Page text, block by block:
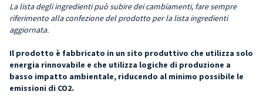
La lista degli ingredienti può subire dei cambiamenti, fare sempre
riferimento alla confezione del prodotto per la lista ingredienti
aggiornata.
Il prodotto è fabbricato in un sito produttivo che utilizza solo
energia rinnovabile e che utilizza logiche di produzione a
basso impatto ambientale, riducendo al minimo possibile le
emissioni di CO2.